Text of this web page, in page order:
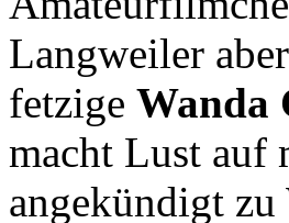
Langweiler
fetzige Wanda
macht Lust auf
angekündigt zu